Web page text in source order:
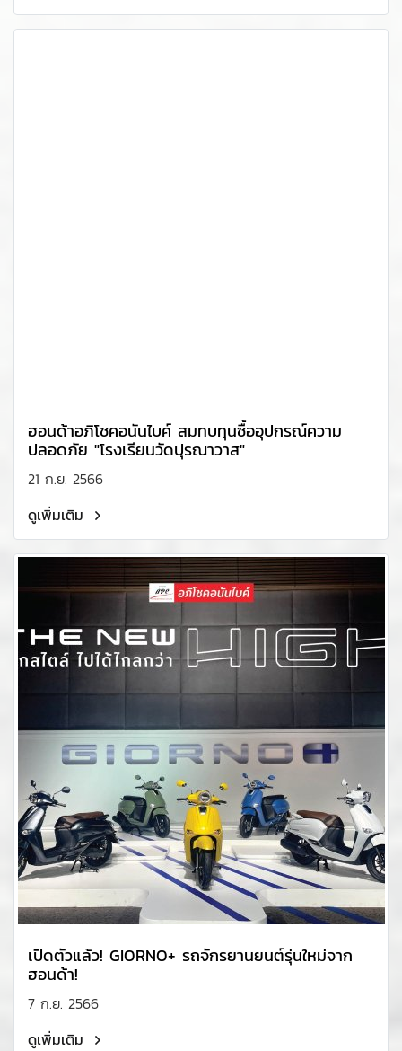
ฮอนด้าอภิโชคอนันไบค์ สมทบทุนซื้ออุปกรณ์ความ
ปลอดภัย "โรงเรียนวัดปุรณาวาส"
21 ก.ย. 2566
ดูเพิ่มเติม
เปิดตัวแล้ว! GIORNO+ รถจักรยานยนต์รุ่นใหม่จาก
ฮอนด้า!
7 ก.ย. 2566
ดูเพิ่มเติม